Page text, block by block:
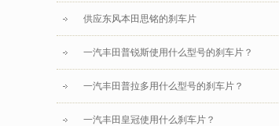
供应东风本田思铭的刹车片
一汽丰田普锐斯使用什么型号的刹车片？
一汽丰田普拉多用什么型号的刹车片？
一汽丰田皇冠使用什么刹车片？